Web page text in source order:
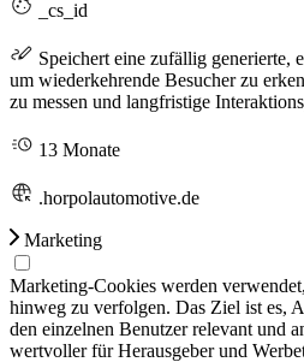
_cs_id
Speichert eine zufällig generierte,
um wiederkehrende Besucher zu
zu messen und langfristige
13 Monate
.horpolautomotive.de
Marketing
Marketing-Cookies werden
hinweg zu verfolgen. Das Ziel ist es,
den einzelnen Benutzer relevant und
wertvoller für Herausgeber und